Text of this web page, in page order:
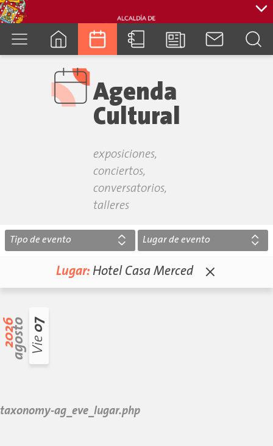
Agenda
Cultural
exposiciones,
conciertos,
conversatorios,
talleres
Lugar: Hotel Casa Merced
2026agosto Vie
07
Tipo de evento Lugar de evento
taxonomy-ag_eve_lugar.php